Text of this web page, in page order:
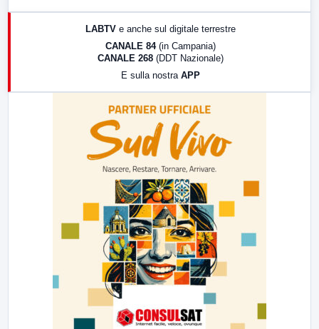
LABTV e anche sul digitale terrestre
CANALE 84 (in Campania)
CANALE 268 (DDT Nazionale)
E sulla nostra APP